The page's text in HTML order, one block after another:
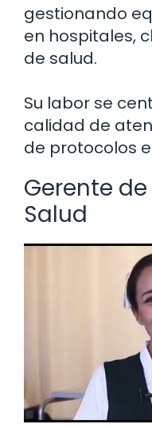
gestionando
en hospitales,
de salud.
Su labor se
calidad de
de protocolos
Gerente
Salud